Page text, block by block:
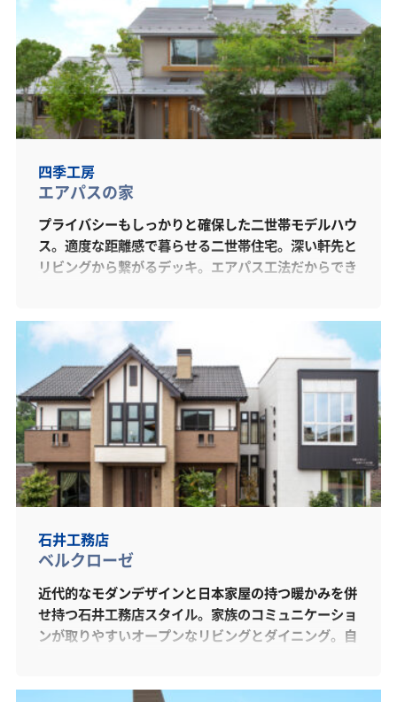
四季工房
エアパスの家
プライバシーもしっかりと確保した二世帯モデルハウ
ス。適度な距離感で暮らせる二世帯住宅。深い軒先と
リビングから繋がるデッキ。エアパス工法だからでき
しを適度に調節。また、エアパス工法だからできる開
放的な吹抜けや自然な心地良さなど、他では味わうこ
とが出来ないものをぜひ体感してください。
石井工務店
ベルクローゼ
近代的なモダンデザインと日本家屋の持つ暖かみを併
せ持つ石井工務店スタイル。家族のコミュニケーショ
ンが取りやすいオープンなリビングとダイニング。自